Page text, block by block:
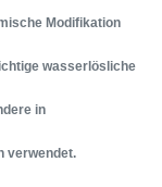
Modifikation
wasserlösliche
in
verwendet.